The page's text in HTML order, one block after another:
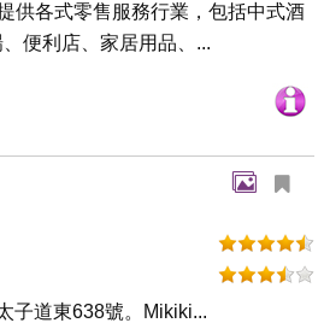
供各式零售服務行業，包括中式酒
便利店、家居用品、...
子道東638號。Mikiki...